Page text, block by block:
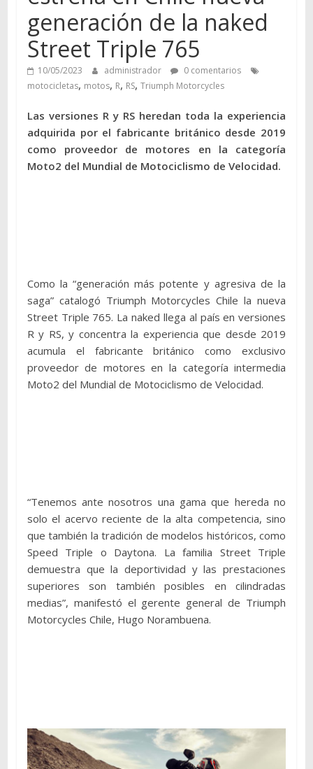
generación de la naked
Street Triple 765
10/05/2023 administrador
0 comentarios
motocicletas, motos, R, RS, Triumph Motorcycles
Las versiones R y RS heredan toda la experiencia
adquirida por el fabricante británico desde 2019
como proveedor de motores en la categoría
Moto2 del Mundial de Motociclismo de Velocidad.
Como la “generación más potente y agresiva de la
saga” catalogó Triumph Motorcycles Chile la nueva
Street Triple 765. La naked llega al país en versiones
R y RS, y concentra la experiencia que desde 2019
acumula el fabricante británico como exclusivo
proveedor de motores en la categoría intermedia
Moto2 del Mundial de Motociclismo de Velocidad.
“Tenemos ante nosotros una gama que hereda no
solo el acervo reciente de la alta competencia, sino
que también la tradición de modelos históricos, como
Speed Triple o Daytona. La familia Street Triple
demuestra que la deportividad y las prestaciones
superiores son también posibles en cilindradas
medias”, manifestó el gerente general de Triumph
Motorcycles Chile, Hugo Norambuena.